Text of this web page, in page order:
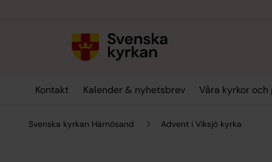
Kontakt Kalender & nyhetsbrev Våra kyrkor
Svenska kyrkan Härnösand Advent i Viksjö kyrka